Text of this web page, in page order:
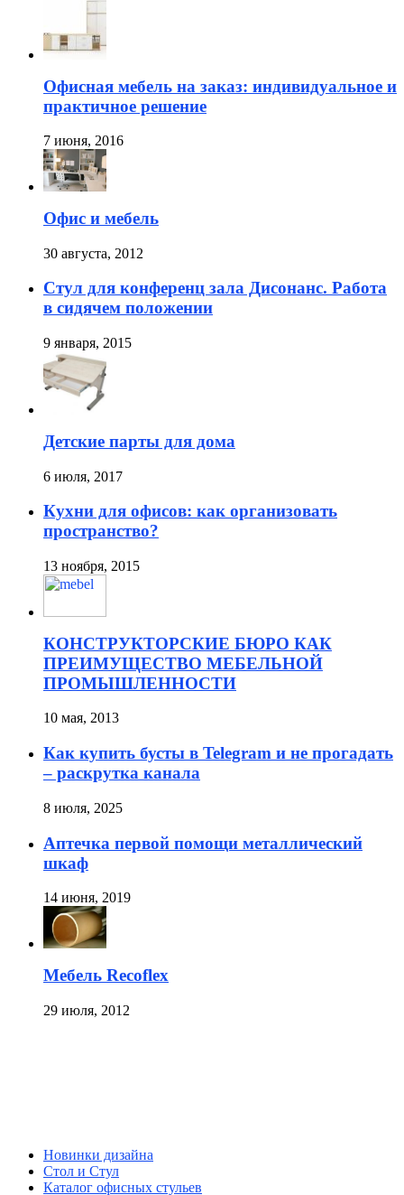
Офисная мебель на заказ: индивидуальное и
практичное решение
7 июня, 2016
Офис и мебель
30 августа, 2012
Стул для конференц зала Дисонанс. Работа
в сидячем положении
9 января, 2015
Детские парты для дома
6 июля, 2017
Кухни для офисов: как организовать
пространство?
13 ноября, 2015
КОНСТРУКТОРСКИЕ БЮРО КАК
ПРЕИМУЩЕСТВО МЕБЕЛЬНОЙ
ПРОМЫШЛЕННОСТИ
10 мая, 2013
Как купить бусты в Telegram и не прогадать
– раскрутка канала
8 июля, 2025
Аптечка первой помощи металлический
шкаф
14 июня, 2019
Мебель Recoflex
29 июля, 2012
Новинки дизайна
Стол и Стул
Каталог офисных стульев